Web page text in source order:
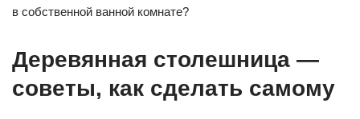
в собственной ванной комнате?
Деревянная столешница —
советы, как сделать самому